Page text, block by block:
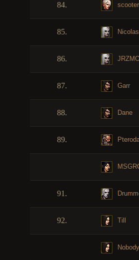
84.
85. Nicolas
86.
87. Garr
88. Dane
89.
91.
92. Till
Nobody